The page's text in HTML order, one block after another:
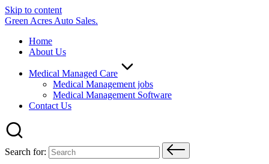
Skip to content
Green Acres Auto Sales.
Home
About Us
Medical Managed Care
Medical Management jobs
Medical Management Software
Contact Us
Search for: